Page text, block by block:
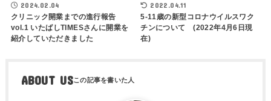
2024.02.04
クリニック開業までの進行報告
vol.1 いたばしTIMESさんに開業を
紹介していただきました
2022.04.11
5-11歳の新型コロナウイルスワク
チンについて (2022年4月6日現
在)
ABOUT US